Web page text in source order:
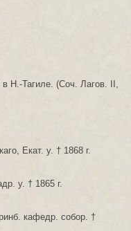
Н.-Тагиле. (Соч. Лагов. II,
Екат. у. † 1868 г.
у. † 1865 г.
кафедр. собор. †